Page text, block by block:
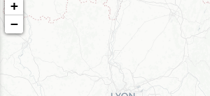
+
−